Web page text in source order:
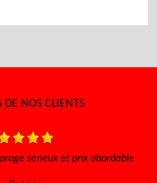
DE NOS CLIENTS
Très bon accueil, le